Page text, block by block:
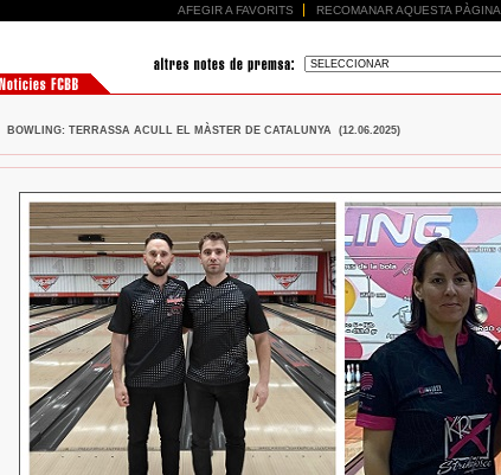
AFEGIR A FAVORITS RECOMANAR AQUESTA PÀGINA
BOWLING: TERRASSA ACULL EL MÀSTER DE CATALUNYA (12.06.2025)